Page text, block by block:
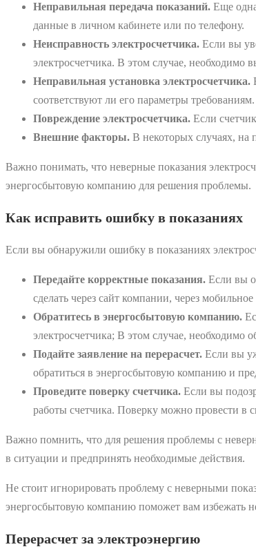
Неправильная передача показаний. Еще
данные в личном кабинете или по телефону.
Неисправность электросчетчика. Если вы
электросчетчика. В этом случае, необходимо
Неправильная установка электросчетчика.
соответствуют ли его параметры требованиям.
Повреждение электросчетчика. Если
Внешние факторы. В некоторых случаях, на
Важно понимать, что неверные показания
энергосбытовую компанию для решения проблемы.
Как исправить ошибку в показаниях
Если вы обнаружили ошибку в показаниях
Передайте корректные показания. Если вы
сделать через сайт компании, через
Обратитесь в энергосбытовую компанию.
электросчетчика; В этом случае, необходимо
Подайте заявление на перерасчет. Если вы
обратиться в энергосбытовую компанию и
Проведите поверку счетчика. Если вы
работы счетчика. Поверку можно провести в
Важно помнить, что для решения проблемы с
в ситуации и предпринять необходимые действия.
Не стоит игнорировать проблему с неверными
энергосбытовую компанию поможет вам избежать
Перерасчет за электроэнергию